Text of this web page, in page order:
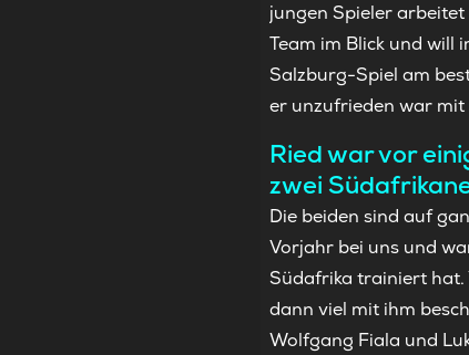
jungen Spieler
Team im Blick und will
Salzburg-Spiel am
er unzufrieden war mit
Ried war vor
zwei
Die beiden sind auf
Vorjahr bei uns und
Südafrika trainiert hat.
dann viel mit ihm
Wolfgang Fiala und